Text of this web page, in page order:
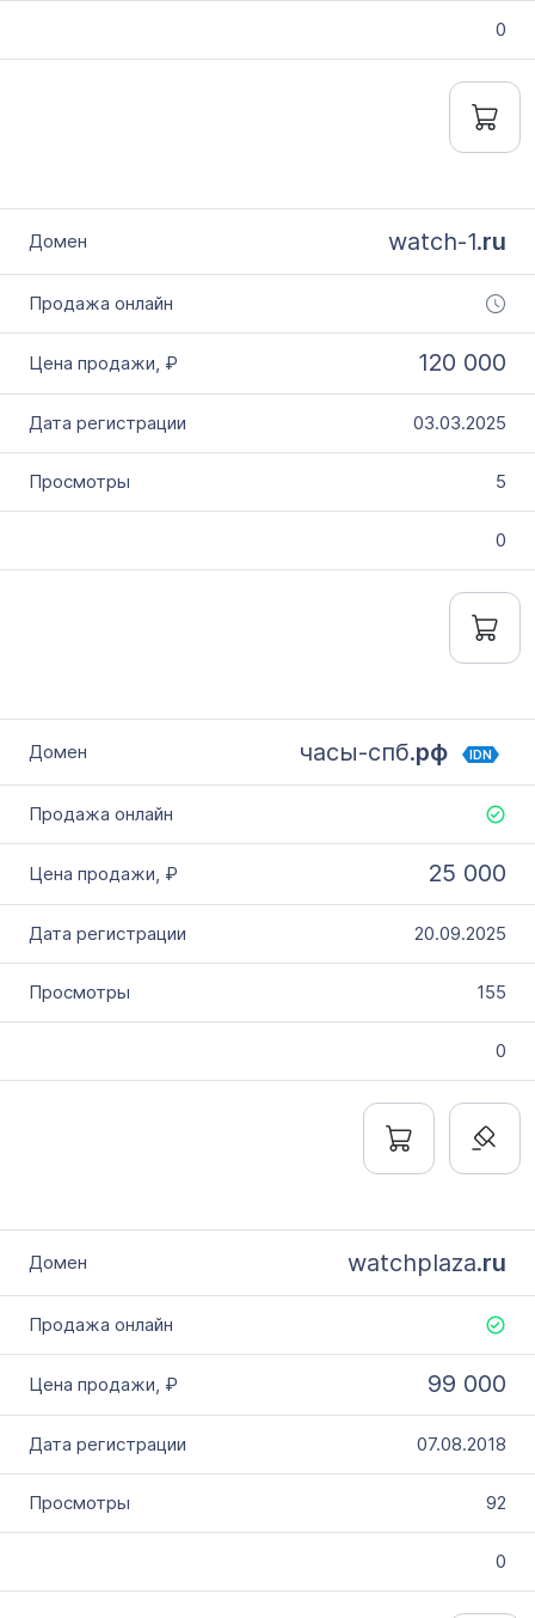
0
watch-1.ru
120 000
03.03.2025
5
0
часы-спб.рф IDN
25 000
20.09.2025
155
0
watchplaza.ru
99 000
07.08.2018
92
0